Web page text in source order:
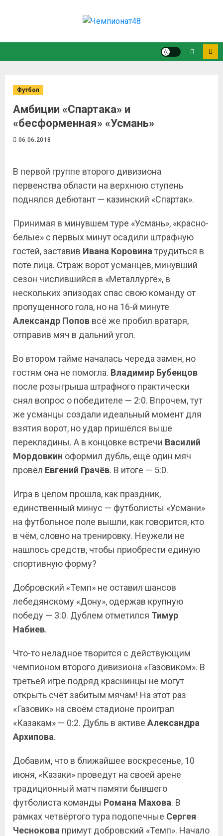
Футбол
Амбиции «Спартака» и
«бесформенная» «Усмань»
06.06.2018
В первой группе второго дивизиона
первенства области на верхнюю ступень
поднялся дебютант — казинский «Спартак».
Принимая в минувшем туре «Усмань», «красно-
белые» с первых минут осадили штрафную
гостей, заставив Ивана Коровина трудиться в
поте лица. Страж ворот усманцев, минувший
сезон числившийся в «Металлурге», в
нескольких эпизодах спас свою команду от
пропущенного гола, но на 16-й минуте
Александр Попов всё же пробил вратаря,
отправив мяч в дальний угол.
Во втором тайме началась череда замен, но
гостям она не помогла. Владимир Бубенцов
после розыгрыша штрафного практически
снял вопрос о победителе — 2:0. Впрочем, тут
же усманцы создали идеальный момент для
взятия ворот, но удар пришёлся выше
перекладины. А в концовке встречи Василий
Мордовкин оформил дубль, ещё один мяч
провёл Евгений Грачёв. В итоге — 5:0.
Игра в целом прошла, как праздник,
единственный минус — футболисты «Усмани»
на футбольное поле вышли, как говорится, кто
в чём, словно на тренировку. Неужели не
нашлось средств, чтобы приобрести единую
спортивную форму?
Добровский «Темп» не оставил шансов
лебедянскому «Дону», одержав крупную
победу — 3:0. Дублем отметился Тимур
Набиев.
Что-то неладное творится с действующим
чемпионом второго дивизиона «Газовиком». В
третьей игре подряд краснинцы не могут
открыть счёт забитым мячам! На этот раз
«Газовик» на своём стадионе проиграл
«Казакам» — 0:2. Дубль в активе Александра
Архипова.
Добавим, что в ближайшее воскресенье, 10
июня, «Казаки» проведут на своей арене
традиционный матч памяти бывшего
футболиста команды Романа Махова. В
рамках четвёртого тура подопечные Сергея
Чеснокова примут добровский «Темп». Начало